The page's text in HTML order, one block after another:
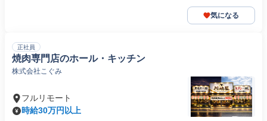
気になる
正社員
焼肉専門店のホール・キッチン
株式会社こぐみ
フルリモート
時給30万円以上